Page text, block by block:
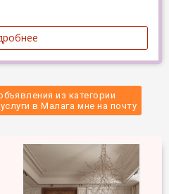
из категории
в Малага мне на почту